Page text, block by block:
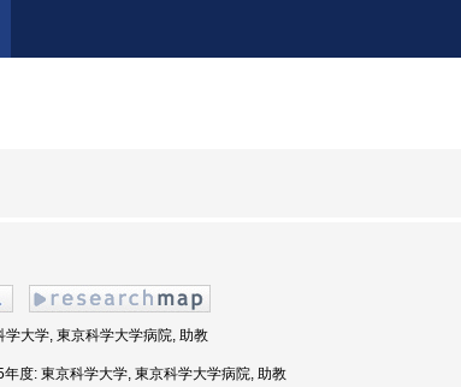
大学, 東京科学大学病院, 助教
度: 東京科学大学, 東京科学大学病院, 助教